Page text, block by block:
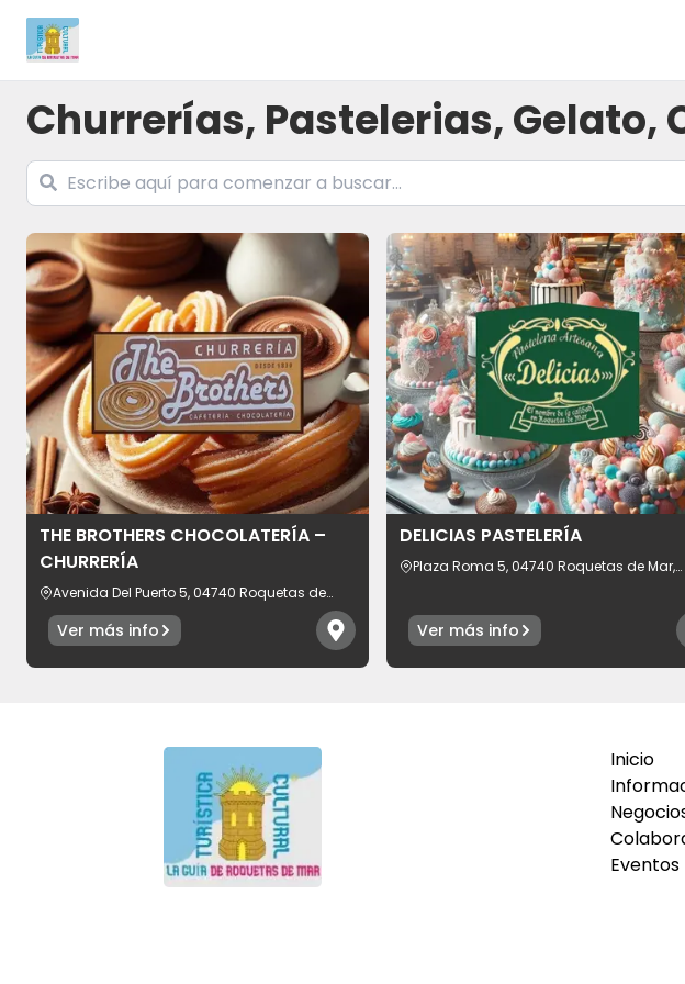
Churrerías, Pastelerias, Gelato,
THE BROTHERS CHOCOLATERÍA –
CHURRERÍA
Avenida Del Puerto 5, 04740 Roquetas de
Ver más info
DELICIAS PASTELERÍA
Plaza Roma 5, 04740 Roquetas de Mar,
Ver más info
Inicio
Eventos